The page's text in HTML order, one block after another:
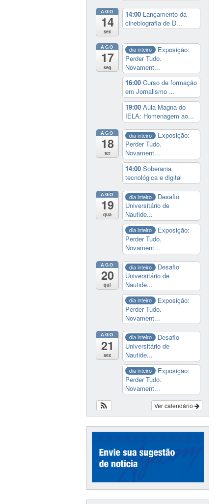
AGO
14
sex
14:00 Lançamento da
cinebiografia de D...
AGO
17
seg
dia inteiro
Exposição:
Perder Tudo.
Novament...
16:00Curso de formação
em Jornalismo ...
19:00Aula Magna do
IELA: Homenagem ao...
AGO
18
ter
dia inteiro
Exposição:
Perder Tudo.
Novament...
14:00Soberania
tecnológica e digital
AGO
19
qua
dia inteiro
Desafio
Universitário de
Nautide...
dia inteiro
Exposição:
Perder Tudo.
Novament...
AGO
20
qui
dia inteiro
Desafio
Universitário de
Nautide...
dia inteiro
Exposição:
Perder Tudo.
Novament...
AGO
21
sex
dia inteiro
Desafio
Universitário de
Nautide...
dia inteiro
Exposição:
Perder Tudo.
Novament...
Ver calendário